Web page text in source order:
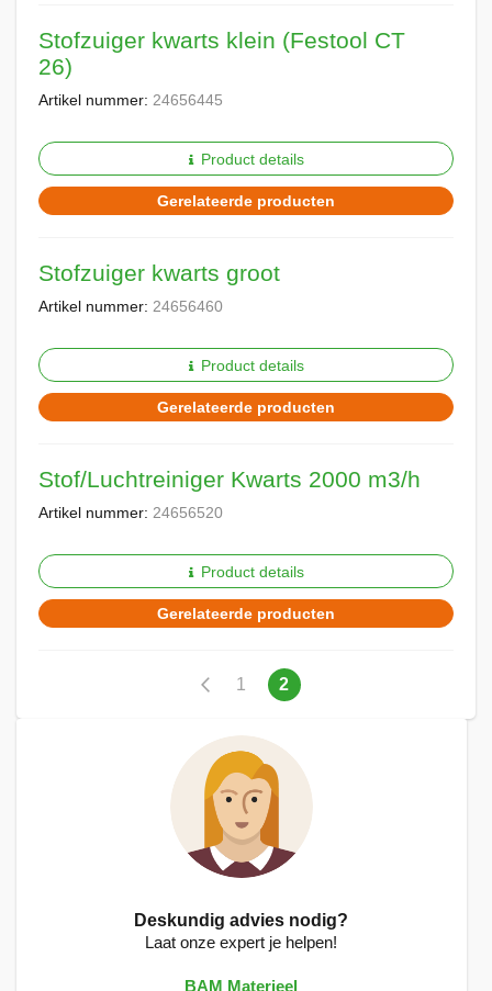
Stofzuiger kwarts klein (Festool CT
26)
Artikel nummer: 24656445
Product details
Gerelateerde producten
Stofzuiger kwarts groot
Artikel nummer: 24656460
Product details
Gerelateerde producten
Stof/Luchtreiniger Kwarts 2000 m3/h
Artikel nummer: 24656520
Product details
Gerelateerde producten
Pagina
Pagina
VorigePagina
1
U
momenteel
pagina
2
Deskundig advies nodig?
Laat onze expert je helpen!
BAM Materieel